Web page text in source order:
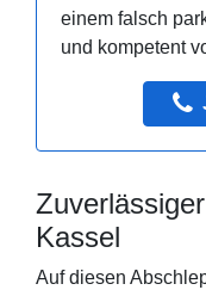
einem falsch
und kompetent
Kassel
Auf diesen